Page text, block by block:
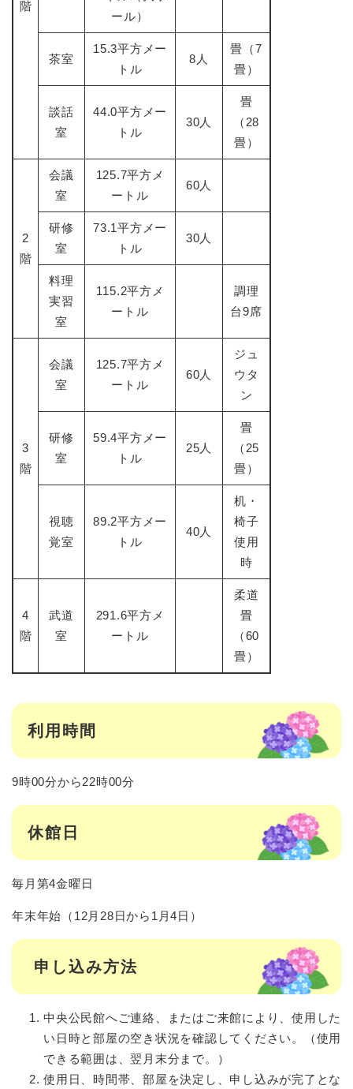
階
ール）
茶室
15.3平方メー
トル
8人
畳（7
畳）
談話
室
44.0平方メー
トル
30人
畳
（28
畳）
2
階
会議
室
125.7平方メ
ートル
60人
研修
室
73.1平方メー
トル
30人
料理
実習
室
115.2平方メ
ートル
調理
台9席
3
階
会議
室
125.7平方メ
ートル
60人
ジュ
ウタ
ン
研修
室
59.4平方メー
トル
25人
畳
（25
畳）
視聴
覚室
89.2平方メー
トル
40人
机・
椅子
使用
時
4
階
武道
室
291.6平方メ
ートル
柔道
畳
（60
畳）
利用時間
9時00分から22時00分
休館日
毎月第4金曜日
年末年始（12月28日から1月4日）
申し込み方法
中央公民館へご連絡、またはご来館により、使用した
い日時と部屋の空き状況を確認してください。（使用
できる範囲は、翌月末分まで。）
使用日、時間帯、部屋を決定し、申し込みが完了とな